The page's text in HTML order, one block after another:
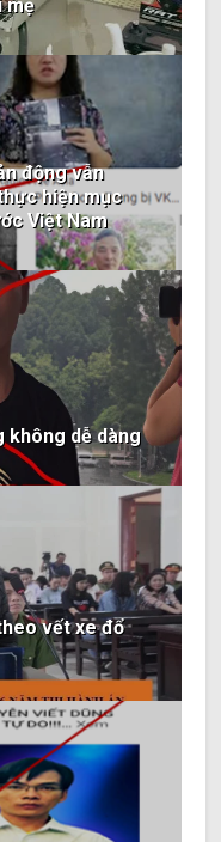
mẹ
động vẫn
hiện mục
Việt Nam
không dễ dàng
vết xe đổ